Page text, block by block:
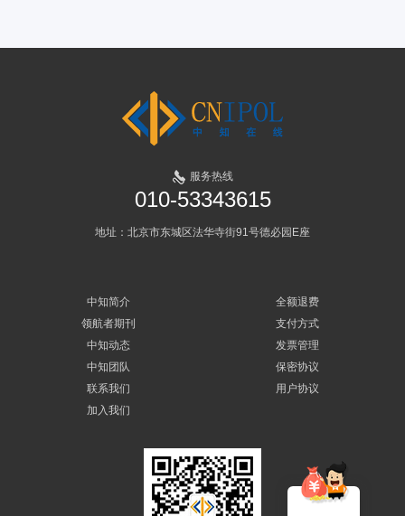
服务热线
010-53343615
地址：北京市东城区法华寺街91号德必园E座
中知简介
领航者期刊
中知动态
中知团队
联系我们
加入我们
全额退费
支付方式
发票管理
保密协议
用户协议